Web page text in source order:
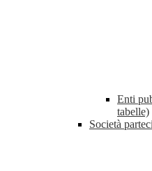
Enti
tabelle)
Società